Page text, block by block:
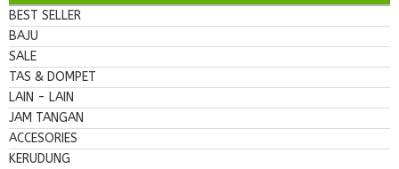
BEST SELLER
BAJU
SALE
TAS & DOMPET
LAIN - LAIN
JAM TANGAN
ACCESORIES
KERUDUNG